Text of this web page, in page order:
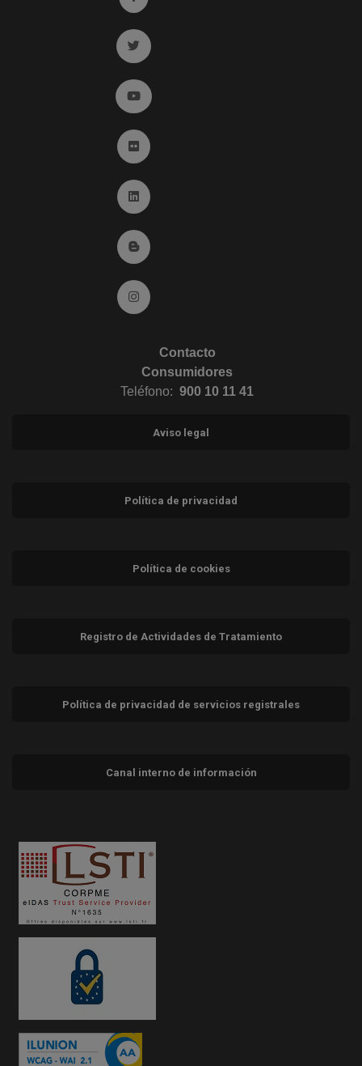
Ir a twitter (abre en ventana nueva)
Ir a YouTube (abre en ventana nueva)
Ir a Flickr (abre en ventana nueva)
Ir a Linkedin (abre en ventana nueva)
Ir al Blog (abre en ventana nueva)
Ir a Instagram (abre en ventana nueva)
Contacto
Consumidores
Teléfono: 900 10 11 41
Aviso legal
Política de privacidad
Política de cookies
Registro de Actividades de Tratamiento
Política de privacidad de servicios registrales
Canal interno de información